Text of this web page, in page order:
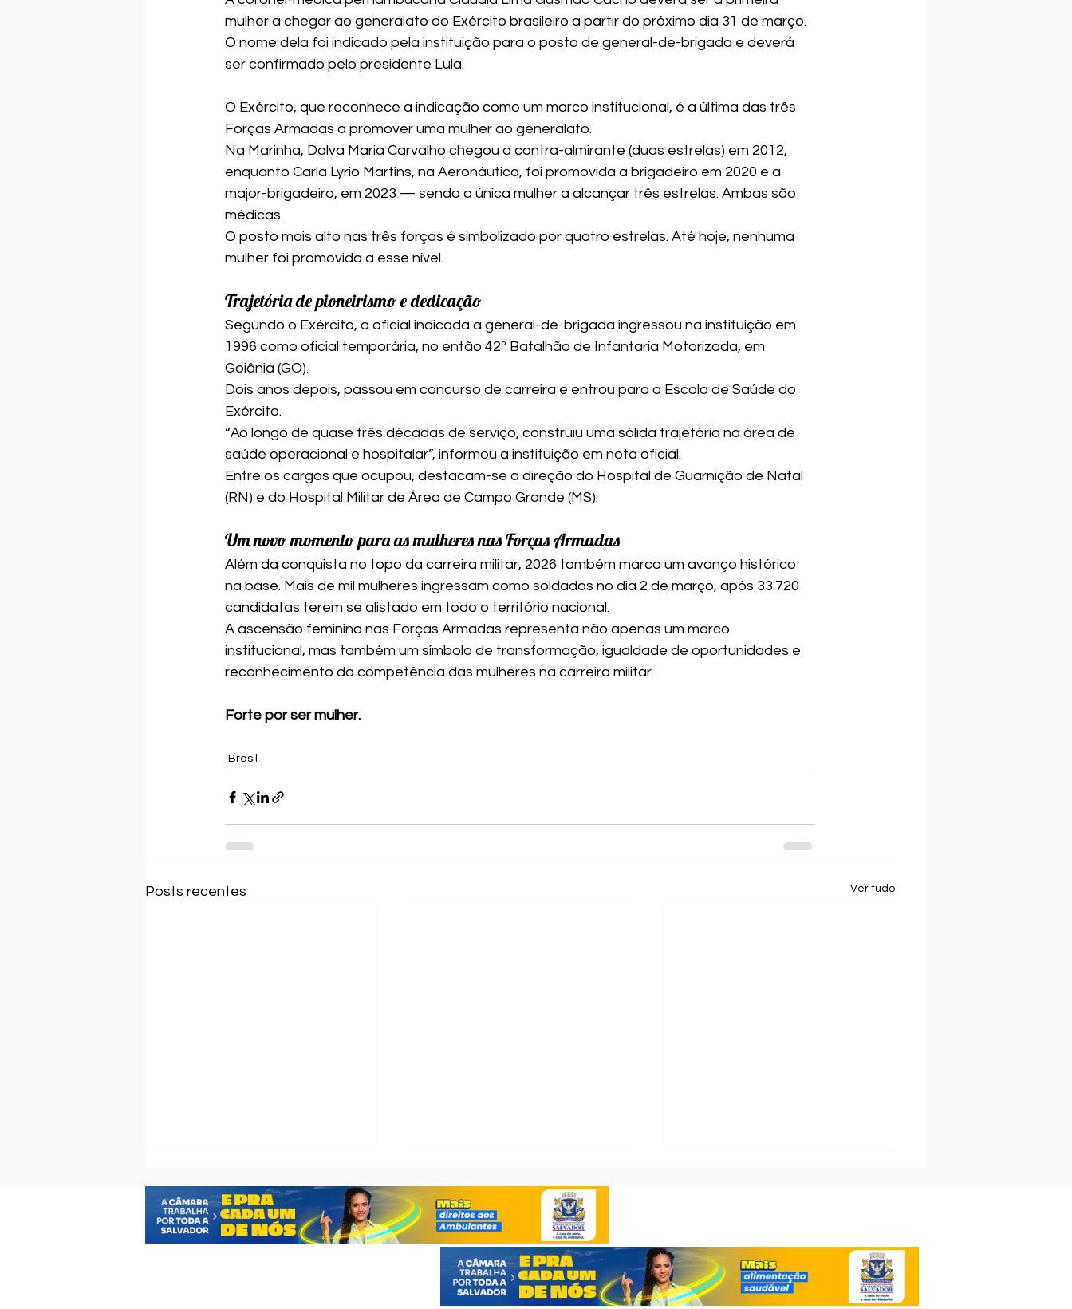
mulher a chegar ao generalato do Exército brasileiro a partir do próximo dia 31 de março.
O nome dela foi indicado pela instituição para o posto de general-de-brigada e deverá
ser confirmado pelo presidente Lula.
O Exército, que reconhece a indicação como um marco institucional, é a última das três
Forças Armadas a promover uma mulher ao generalato.
Na Marinha, Dalva Maria Carvalho chegou a contra-almirante (duas estrelas) em 2012,
enquanto Carla Lyrio Martins, na Aeronáutica, foi promovida a brigadeiro em 2020 e a
major-brigadeiro, em 2023 — sendo a única mulher a alcançar três estrelas. Ambas são
médicas.
O posto mais alto nas três forças é simbolizado por quatro estrelas. Até hoje, nenhuma
mulher foi promovida a esse nível.
Trajetória de pioneirismo e dedicação
Segundo o Exército, a oficial indicada a general-de-brigada ingressou na instituição em
1996 como oficial temporária, no então 42º Batalhão de Infantaria Motorizada, em
Goiânia (GO).
Dois anos depois, passou em concurso de carreira e entrou para a Escola de Saúde do
Exército.
“Ao longo de quase três décadas de serviço, construiu uma sólida trajetória na área de
saúde operacional e hospitalar”, informou a instituição em nota oficial.
Entre os cargos que ocupou, destacam-se a direção do Hospital de Guarnição de Natal
(RN) e do Hospital Militar de Área de Campo Grande (MS).
Um novo momento para as mulheres nas Forças Armadas
Além da conquista no topo da carreira militar, 2026 também marca um avanço histórico
na base. Mais de mil mulheres ingressam como soldados no dia 2 de março, após 33.720
candidatas terem se alistado em todo o território nacional.
A ascensão feminina nas Forças Armadas representa não apenas um marco
institucional, mas também um símbolo de transformação, igualdade de oportunidades e
reconhecimento da competência das mulheres na carreira militar.
Forte por ser mulher.
Brasil
Posts recentes Ver tudo